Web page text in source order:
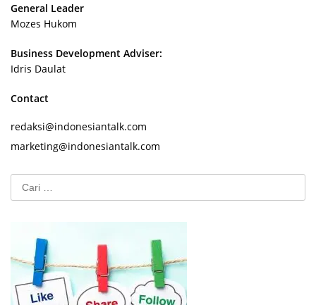
General Leader
Mozes Hukom
Business Development Adviser:
Idris Daulat
Contact
redaksi@indonesiantalk.com
marketing@indonesiantalk.com
Cari
untuk: